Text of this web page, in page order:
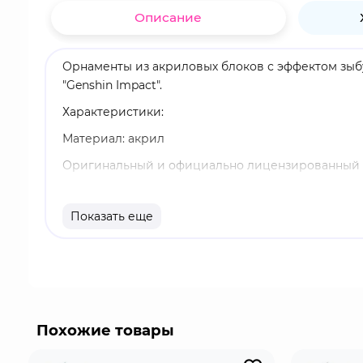
Описание
Орнаменты из акриловых блоков с эффектом
"Genshin Impact".
Характеристики:
Материал: акрил
Оригинальный и официально лицензированный
Аль-Хайтам - играбельный Дендро персонаж в
Показать еще
Похожие товары